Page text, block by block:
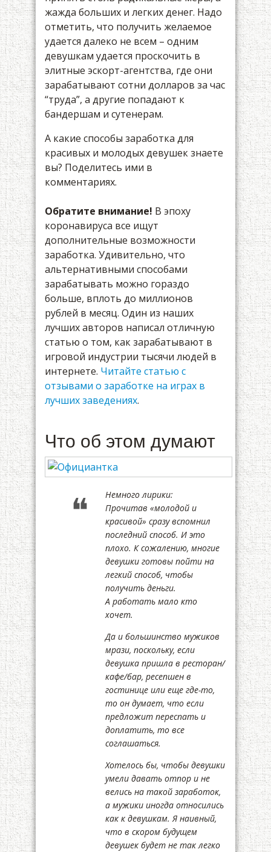
жажда больших и легких денег. Надо
отметить, что получить желаемое
удается далеко не всем – одним
девушкам удается проскочить в
элитные эскорт-агентства, где они
зарабатывают сотни долларов за час
“труда”, а другие попадают к
бандершам и сутенерам.
А какие способы заработка для
красивых и молодых девушек знаете
вы? Поделитесь ими в
комментариях.
Обратите внимание! В эпоху
коронавируса все ищут
дополнительные возможности
заработка. Удивительно, что
альтернативными способами
зарабатывать можно гораздо
больше, вплоть до миллионов
рублей в месяц. Один из наших
лучших авторов написал отличную
статью о том, как зарабатывают в
игровой индустрии тысячи людей в
интернете. Читайте статью с
отзывами о заработке на играх в
лучших заведениях.
Что об этом думают
Немного лирики:
Прочитав «молодой и
красивой» сразу вспомнил
последний способ. И это
плохо. К сожалению, многие
девушки готовы пойти на
легкий способ, чтобы
получить деньги.
А работать мало кто
хочет.
Да и большинство мужиков
мрази, поскольку, если
девушка пришла в ресторан/
кафе/бар, ресепшен в
гостинице или еще где-то,
то он думает, что если
предложит переспать и
доплатить, то все
соглашаться.
Хотелось бы, чтобы девушки
умели давать отпор и не
велись на такой заработок,
а мужики иногда относились
как к девушкам. Я наивный,
что в скором будущем
девушек будет не так легко